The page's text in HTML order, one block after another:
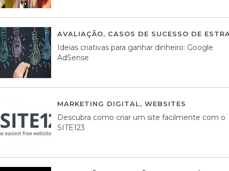
AVALIAÇÃO, CASOS DE SUCESSO DE
Ideias criativas para ganhar dinheiro: Google
AdSense
MARKETING DIGITAL, WEBSITES
Descubra como criar um site facilmente com o
SITE123